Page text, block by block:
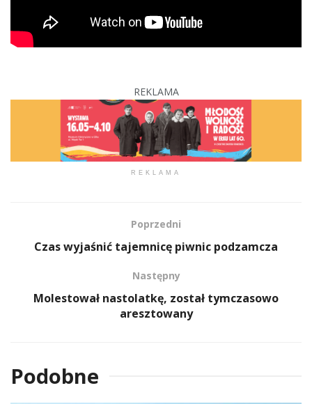
REKLAMA
REKLAMA
Poprzedni
Czas wyjaśnić tajemnicę piwnic podzamcza
Następny
Molestował nastolatkę, został tymczasowo
aresztowany
Podobne